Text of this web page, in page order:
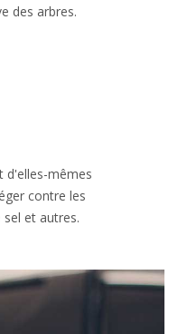
des arbres.
d'elles-mêmes
contre les
et autres.